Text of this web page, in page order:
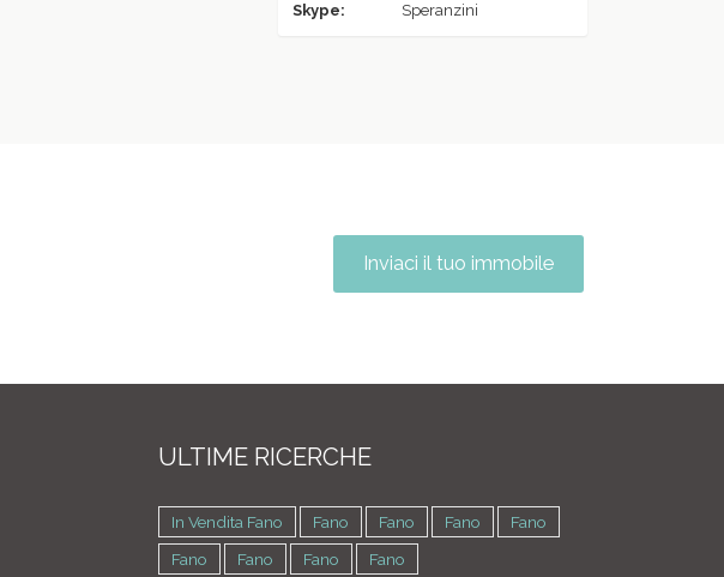
Skype: Speranzini
Inviaci il tuo immobile
ULTIME RICERCHE
In Vendita Fano Fano Fano Fano
Fano
Fano
Fano Fano Fano